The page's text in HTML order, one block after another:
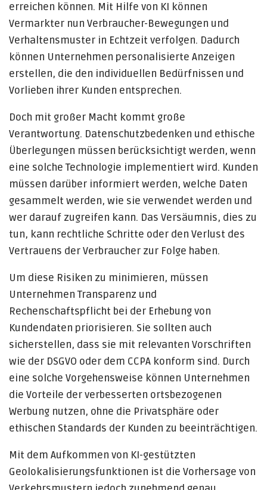
erreichen können. Mit Hilfe von KI können
Vermarkter nun Verbraucher-Bewegungen und
Verhaltensmuster in Echtzeit verfolgen. Dadurch
können Unternehmen personalisierte Anzeigen
erstellen, die den individuellen Bedürfnissen und
Vorlieben ihrer Kunden entsprechen.
Doch mit großer Macht kommt große
Verantwortung. Datenschutzbedenken und ethische
Überlegungen müssen berücksichtigt werden, wenn
eine solche Technologie implementiert wird. Kunden
müssen darüber informiert werden, welche Daten
gesammelt werden, wie sie verwendet werden und
wer darauf zugreifen kann. Das Versäumnis, dies zu
tun, kann rechtliche Schritte oder den Verlust des
Vertrauens der Verbraucher zur Folge haben.
Um diese Risiken zu minimieren, müssen
Unternehmen Transparenz und
Rechenschaftspflicht bei der Erhebung von
Kundendaten priorisieren. Sie sollten auch
sicherstellen, dass sie mit relevanten Vorschriften
wie der DSGVO oder dem CCPA konform sind. Durch
eine solche Vorgehensweise können Unternehmen
die Vorteile der verbesserten ortsbezogenen
Werbung nutzen, ohne die Privatsphäre oder
ethischen Standards der Kunden zu beeinträchtigen.
Mit dem Aufkommen von KI-gestützten
Geolokalisierungsfunktionen ist die Vorhersage von